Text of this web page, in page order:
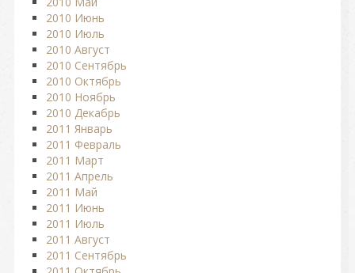
2010 Июнь
2010 Июль
2010 Август
2010 Сентябрь
2010 Октябрь
2010 Ноябрь
2010 Декабрь
2011 Январь
2011 Февраль
2011 Март
2011 Апрель
2011 Май
2011 Июнь
2011 Июль
2011 Август
2011 Сентябрь